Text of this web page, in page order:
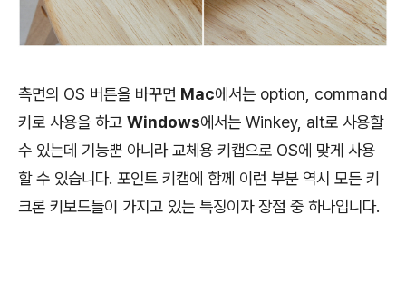
측면의 OS 버튼을 바꾸면 Mac에서는 option, command
키로 사용을 하고 Windows에서는 Winkey, alt로 사용할
수 있는데 기능뿐 아니라 교체용 키캡으로 OS에 맞게 사용
할 수 있습니다. 포인트 키캡에 함께 이런 부분 역시 모든 키
크론 키보드들이 가지고 있는 특징이자 장점 중 하나입니다.